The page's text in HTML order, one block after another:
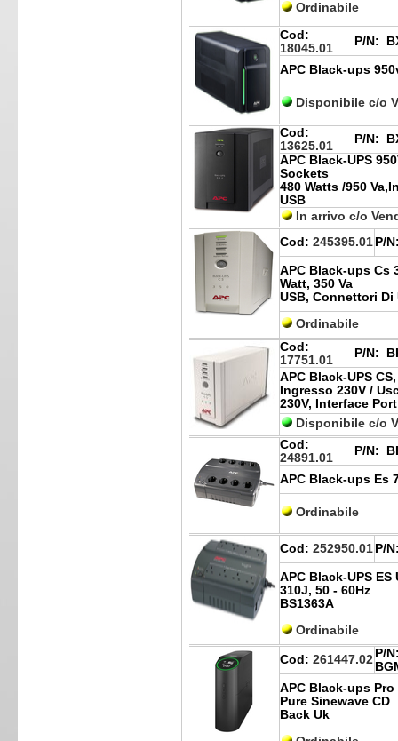
Ordinabile
Cod:
18045.01
P/N:
APC Black-ups
Disponibile c/o
Cod:
13625.01
P/N:
APC Black-UPS
Sockets
480 Watts /950
USB
In arrivo c/o
Cod: 245395.01 P/
APC Black-ups Cs
Watt, 350 Va
USB, Connettori Di
Ordinabile
Cod:
17751.01
P/N:
APC Black-UPS
Ingresso 230V /
230V, Interface
Disponibile c/o
Cod:
24891.01
P/N:
APC Black-ups Es
Ordinabile
Cod: 252950.01 P/
APC Black-UPS ES
310J, 50 - 60Hz
BS1363A
Ordinabile
Cod: 261447.02 P/
APC Black-ups
Pure Sinewave CD
Back Uk